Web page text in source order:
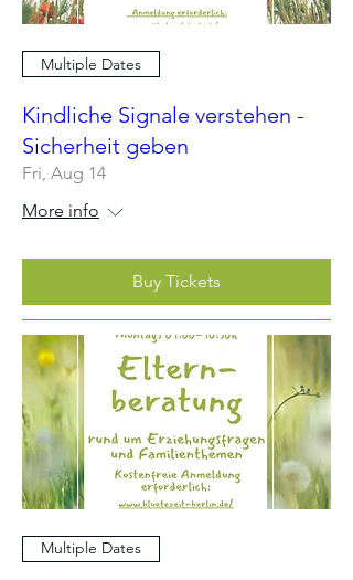
Multiple Dates
Kindliche Signale verstehen -
Sicherheit geben
Fri, Aug 14
More info
Buy Tickets
Multiple Dates